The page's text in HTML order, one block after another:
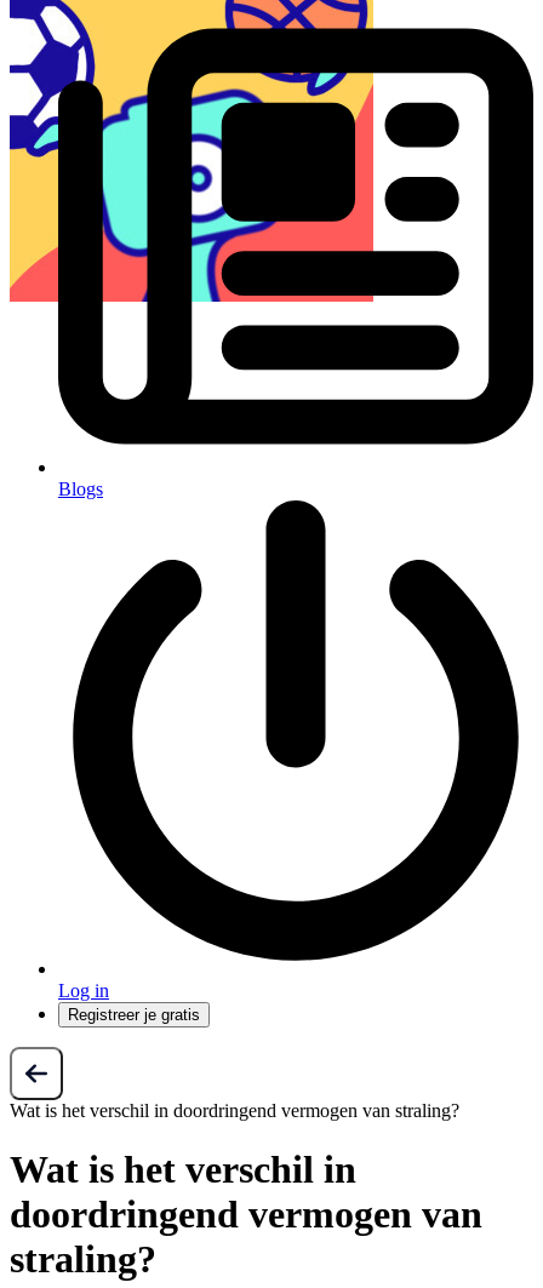
Blogs
Log in
Registreer je gratis
Wat is het verschil in doordringend vermogen van straling?
Wat is het verschil in
doordringend vermogen van
straling?